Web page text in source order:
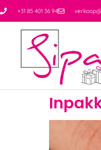
+31 85 401 36 94